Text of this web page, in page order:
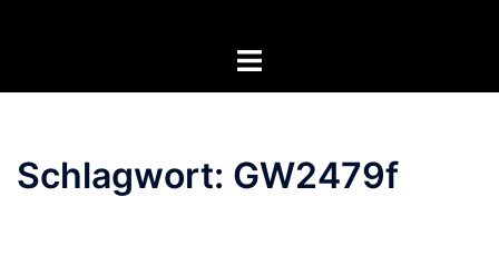
Menü
Schlagwort: GW2479f